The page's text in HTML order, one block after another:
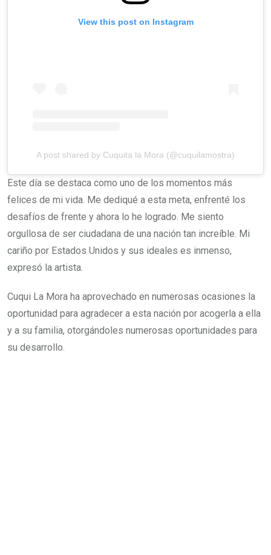
View this post on Instagram
A post shared by Cuquita la Mora (@cuquilamostra)
Este día se destaca como uno de los momentos más
felices de mi vida. Me dediqué a esta meta, enfrenté los
desafíos de frente y ahora lo he logrado. Me siento
orgullosa de ser ciudadana de una nación tan increíble. Mi
cariño por Estados Unidos y sus ideales es inmenso,
expresó la artista.
Cuqui La Mora ha aprovechado en numerosas ocasiones la
oportunidad para agradecer a esta nación por acogerla a ella
y a su familia, otorgándoles numerosas oportunidades para
su desarrollo.